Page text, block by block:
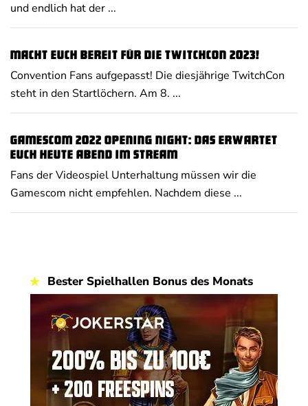
und endlich hat der ...
Macht euch bereit für die TwitchCon 2023!
Convention Fans aufgepasst! Die diesjährige TwitchCon
steht in den Startlöchern. Am 8. ...
Gamescom 2022 Opening Night: Das erwartet
euch heute Abend im Stream
Fans der Videospiel Unterhaltung müssen wir die
Gamescom nicht empfehlen. Nachdem diese ...
Bester Spielhallen Bonus des Monats